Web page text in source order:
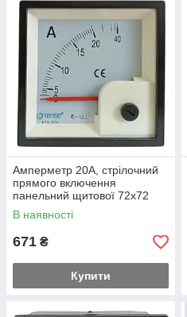
Амперметр 20А, стрілочний
прямого включення
панельний щитової 72х72
В наявності
671 ₴
Купити